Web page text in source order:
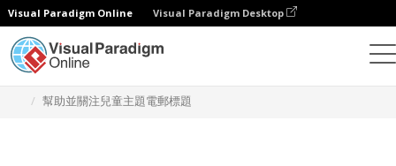
Visual Paradigm Online Visual Paradigm Desktop
幫助並關注兒童主題電郵標題